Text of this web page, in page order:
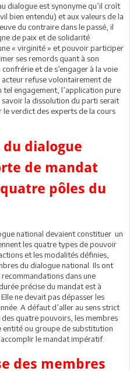
dialogue est synonyme qu’il croît
bien entendu) et aux valeurs de la
du contraire dans le passé, il
de paix et de solidarité
« virginité » et pouvoir participer
ses remords quant à son
et de s’engager à la voie
acteur refuse volontairement de
engagement, l’application pure
la dissolution du parti serait
verdict des experts de la cours
du dialogue
de mandat
pôles du
national devaient constituer un
les quatre types de pouvoir
et les modalités définies,
du dialogue national. Ils ont
dans une
précise du mandat est à
ne devait pas dépasser les
A défaut d’aller au sens strict
quatre pouvoirs, les membres
ou groupe de substitution
le mandat impératif.
des membres